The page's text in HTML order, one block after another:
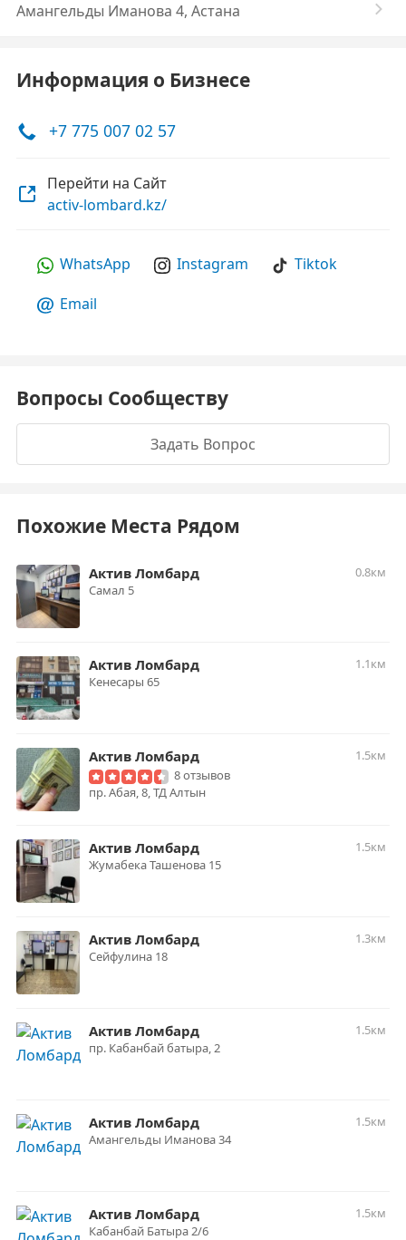
Амангельды Иманова 4, Астана
Информация о Бизнесе
+7 775 007 02 57
Перейти на Сайт
activ-lombard.kz/
WhatsApp Instagram
Tiktok
Email
Вопросы Сообществу
Задать Вопрос
Похожие Места Рядом
Актив Ломбард
0.8км
Самал 5
Актив Ломбард
1.1км
Кенесары 65
Актив Ломбард
1.5км
8 отзывов
пр. Абая, 8, ТД Алтын
Актив Ломбард
1.5км
Жумабека Ташенова 15
Актив Ломбард
1.3км
Сейфулина 18
Актив Ломбард
1.5км
пр. Кабанбай батыра, 2
Актив Ломбард
1.5км
Амангельды Иманова 34
Актив Ломбард
1.5км
Кабанбай Батыра 2/6